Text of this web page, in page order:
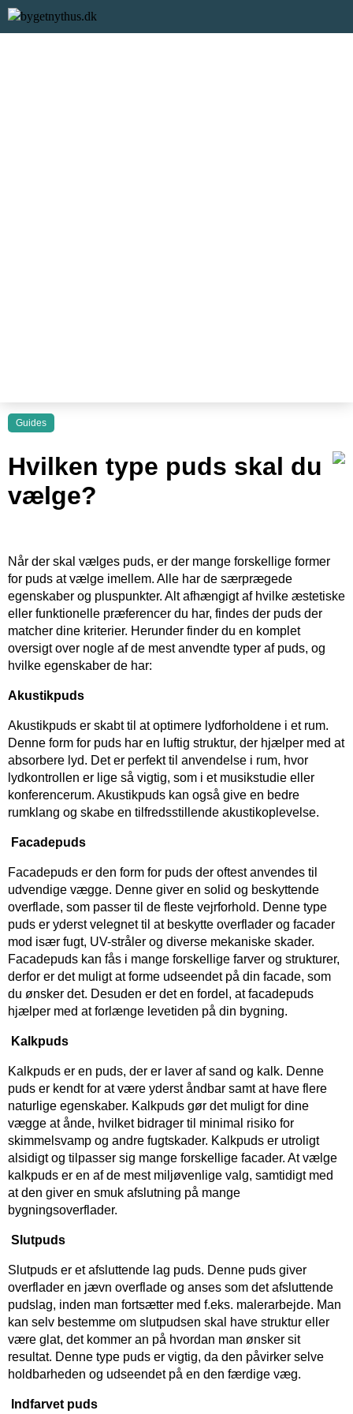
Guides
Hvilken type puds skal du
vælge?
Når der skal vælges puds, er der mange forskellige former
for puds at vælge imellem. Alle har de særprægede
egenskaber og pluspunkter. Alt afhængigt af hvilke æstetiske
eller funktionelle præferencer du har, findes der puds der
matcher dine kriterier. Herunder finder du en komplet
oversigt over nogle af de mest anvendte typer af puds, og
hvilke egenskaber de har:
Akustikpuds
Akustikpuds er skabt til at optimere lydforholdene i et rum.
Denne form for puds har en luftig struktur, der hjælper med at
absorbere lyd. Det er perfekt til anvendelse i rum, hvor
lydkontrollen er lige så vigtig, som i et musikstudie eller
konferencerum. Akustikpuds kan også give en bedre
rumklang og skabe en tilfredsstillende akustikoplevelse.
Facadepuds
Facadepuds er den form for puds der oftest anvendes til
udvendige vægge. Denne giver en solid og beskyttende
overflade, som passer til de fleste vejrforhold. Denne type
puds er yderst velegnet til at beskytte overflader og facader
mod især fugt, UV-stråler og diverse mekaniske skader.
Facadepuds kan fås i mange forskellige farver og strukturer,
derfor er det muligt at forme udseendet på din facade, som
du ønsker det. Desuden er det en fordel, at facadepuds
hjælper med at forlænge levetiden på din bygning.
Kalkpuds
Kalkpuds er en puds, der er laver af sand og kalk. Denne
puds er kendt for at være yderst åndbar samt at have flere
naturlige egenskaber. Kalkpuds gør det muligt for dine
vægge at ånde, hvilket bidrager til minimal risiko for
skimmelsvamp og andre fugtskader. Kalkpuds er utroligt
alsidigt og tilpasser sig mange forskellige facader. At vælge
kalkpuds er en af de mest miljøvenlige valg, samtidigt med
at den giver en smuk afslutning på mange
bygningsoverflader.
Slutpuds
Slutpuds er et afsluttende lag puds. Denne puds giver
overflader en jævn overflade og anses som det afsluttende
pudslag, inden man fortsætter med f.eks. malerarbejde. Man
kan selv bestemme om slutpudsen skal have struktur eller
være glat, det kommer an på hvordan man ønsker sit
resultat. Denne type puds er vigtig, da den påvirker selve
holdbarheden og udseendet på en den færdige væg.
Indfarvet puds